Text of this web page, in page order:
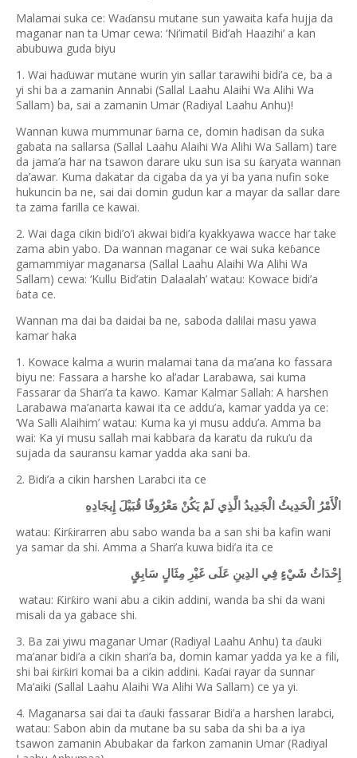
Malamai suka ce: Waɗansu mutane sun yawaita kafa hujja da
maganar nan ta Umar cewa: ‘Ni’imatil Bid’ah Haazihi’ a kan
abubuwa guda biyu
1. Wai haɗuwar mutane wurin yin sallar tarawihi bidi’a ce, ba a
yi shi ba a zamanin Annabi (Sallal Laahu Alaihi Wa Alihi Wa
Sallam) ba, sai a zamanin Umar (Radiyal Laahu Anhu)!
Wannan kuwa mummunar ɓarna ce, domin hadisan da suka
gabata na sallarsa (Sallal Laahu Alaihi Wa Alihi Wa Sallam) tare
da jama’a har na tsawon darare uku sun isa su ƙaryata wannan
da’awar. Kuma dakatar da cigaba da ya yi ba yana nufin soke
hukuncin ba ne, sai dai domin gudun kar a mayar da sallar dare
ta zama farilla ce kawai.
2. Wai daga cikin bidi’o’i akwai bidi’a kyakkyawa wacce har take
zama abin yabo. Da wannan maganar ce wai suka keɓance
gamammiyar maganarsa (Sallal Laahu Alaihi Wa Alihi Wa
Sallam) cewa: ‘Kullu Bid’atin Dalaalah’ watau: Kowace bidi’a
ɓata ce.
Wannan ma dai ba daidai ba ne, saboda dalilai masu yawa
kamar haka
1. Kowace kalma a wurin malamai tana da ma’ana ko fassara
biyu ne: Fassara a harshe ko al’adar Larabawa, sai kuma
Fassarar da Shari’a ta kawo. Kamar Kalmar Sallah: A harshen
Larabawa ma’anarta kawai ita ce addu’a, kamar yadda ya ce:
‘Wa Salli Alaihim’ watau: Kuma ka yi musu addu’a. Amma ba
wai: Ka yi musu sallah mai kabbara da karatu da ruku’u da
sujada da sauransu kamar yadda aka sani ba.
2. Bidi’a a cikin harshen Larabci ita ce
الْأَمْرُ الْحَدِيثُ الْجَدِيدُ الَّذِي لَمْ يَكُنْ مَعْرُوفًا قُبَيْلَ إِيجَادِهِ
watau: Ƙirƙirarren abu sabo wanda ba a san shi ba kafin wani
ya samar da shi. Amma a Shari’a kuwa bidi’a ita ce
إِحْدَاثُ شَيْءٍ فِي الدِينِ عَلَى غَيْرِ مِثَالٍ سَابِقٍ
watau: Ƙirƙiro wani abu a cikin addini, wanda ba shi da wani
misali da ya gabace shi.
3. Ba zai yiwu maganar Umar (Radiyal Laahu Anhu) ta ɗauki
ma’anar bidi’a a cikin shari’a ba, domin kamar yadda ya ke a fili,
shi bai ƙirƙiri komai ba a cikin addini. Kaɗai rayar da sunnar
Ma’aiki (Sallal Laahu Alaihi Wa Alihi Wa Sallam) ce ya yi.
4. Maganarsa sai dai ta ɗauki fassarar Bidi’a a harshen larabci,
watau: Sabon abin da mutane ba su saba da shi ba a iya
tsawon zamanin Abubakar da farkon zamanin Umar (Radiyal